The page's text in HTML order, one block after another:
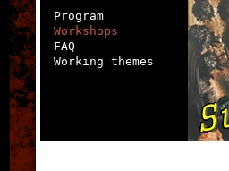
Program
Workshops
FAQ
Working themes